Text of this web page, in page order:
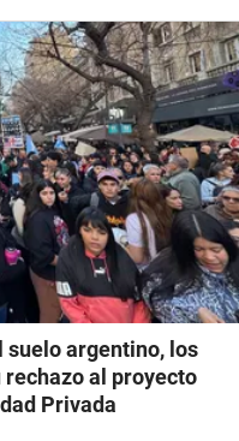
suelo argentino, los
al proyecto
Privada